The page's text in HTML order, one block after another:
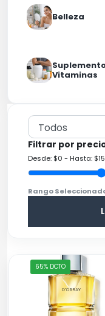
Filtrar por
Desde: $0 - Hasta:
Rango
65% DCTO
Belleza
Vitaminas